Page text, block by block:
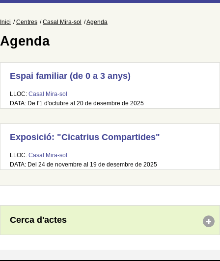
Inici Centres Casal Mira-sol Agenda
Agenda
Espai familiar (de 0 a 3 anys)
LLOC: Casal Mira-sol
DATA: De l'1 d'octubre al 20 de desembre de 2025
Exposició: "Cicatrius Compartides"
LLOC: Casal Mira-sol
DATA: Del 24 de novembre al 19 de desembre de 2025
Cerca d'actes